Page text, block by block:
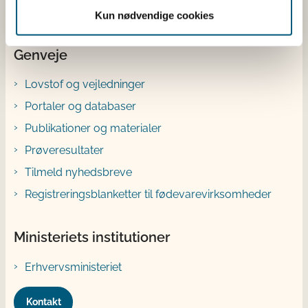
Kun nødvendige cookies
Genveje
Lovstof og vejledninger
Portaler og databaser
Publikationer og materialer
Prøveresultater
Tilmeld nyhedsbreve
Registreringsblanketter til fødevarevirksomheder
Ministeriets institutioner
Erhvervsministeriet
Kontakt